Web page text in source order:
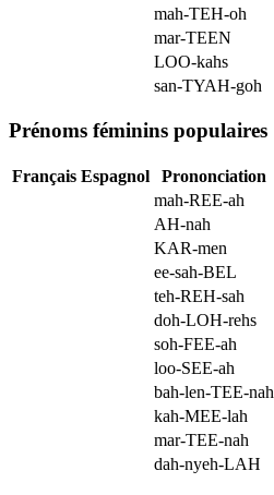
mah-TEH-oh
mar-TEEN
LOO-kahs
san-TYAH-goh
Prénoms féminins populaires
Français Espagnol
Prononciation
mah-REE-ah
AH-nah
KAR-men
ee-sah-BEL
teh-REH-sah
doh-LOH-rehs
soh-FEE-ah
loo-SEE-ah
bah-len-TEE-nah
kah-MEE-lah
mar-TEE-nah
dah-nyeh-LAH